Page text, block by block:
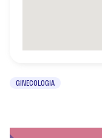
GINECOLOGIA